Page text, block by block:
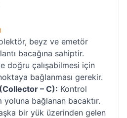
beyz ve emetör
bacağına sahiptir.
doğru çalışabilmesi için
bağlanması gerekir.
– C): Kontrol
yoluna bağlanan bacaktır.
bir yük üzerinden gelen